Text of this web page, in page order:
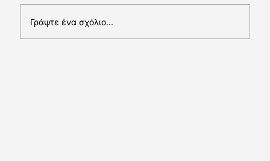
Γράψτε ένα σχόλιο...